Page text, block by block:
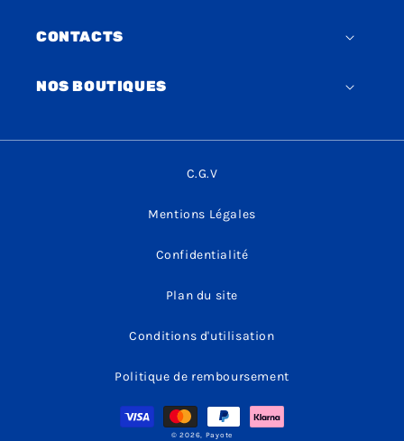
CONTACTS
NOS BOUTIQUES
C.G.V
Mentions Légales
Confidentialité
Plan du site
Conditions d'utilisation
Politique de remboursement
© 2026, Payote